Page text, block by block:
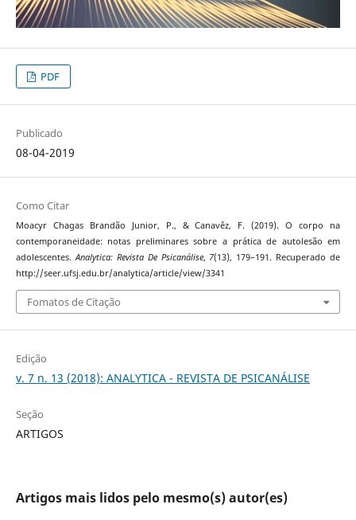
PDF
Publicado
08-04-2019
Como Citar
Moacyr Chagas Brandão Junior, P., & Canavêz, F. (2019). O corpo na
contemporaneidade: notas preliminares sobre a prática de autolesão em
adolescentes.Analytica: Revista De Psicanálise, 7(13), 179–191. Recuperado de
http://seer.ufsj.edu.br/analytica/article/view/3341
Fomatos de Citação
Edição
v. 7 n. 13 (2018): ANALYTICA - REVISTA DE PSICANÁLISE
Seção
ARTIGOS
Artigos mais lidos pelo mesmo(s) autor(es)